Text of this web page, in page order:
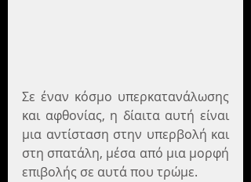
Σε έναν κόσμο υπερκατανάλωσης
και αφθονίας, η δίαιτα αυτή είναι
μια αντίσταση στην υπερβολή και
στη σπατάλη, μέσα από μια μορφή
επιβολής σε αυτά που τρώμε.